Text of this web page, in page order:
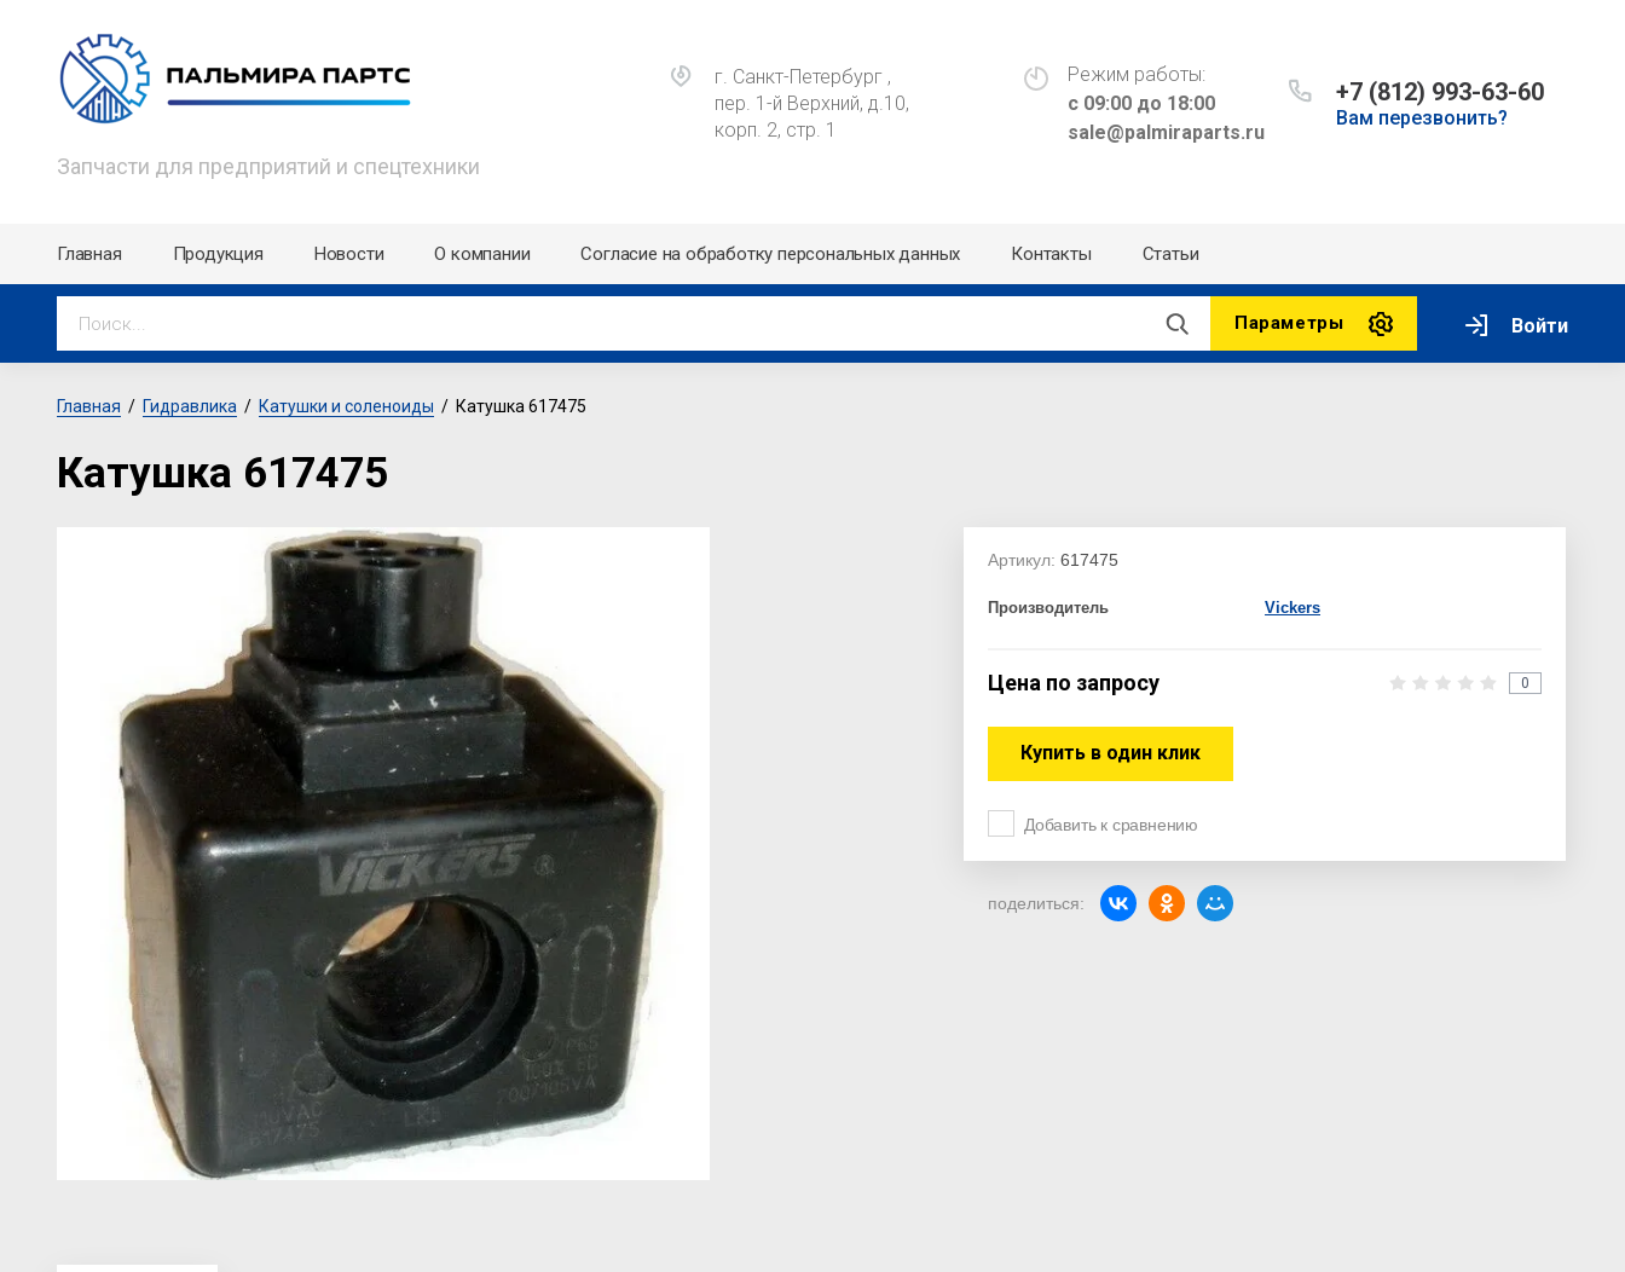
Запчасти для предприятий и спецтехники
г. Санкт-Петербург ,
пер. 1-й Верхний, д.10,
корп. 2, стр. 1
Режим работы:
с 09:00 до 18:00
sale@palmiraparts.ru
+7 (812) 993-63-60
Вам перезвонить?
Главная Продукция Новости О компании Согласие на обработку персональных данных Контакты Статьи
Параметры Войти
Главная
  /
Гидравлика
  /
Катушки и соленоиды
  /  Катушка 617475
Катушка 617475
Артикул: 617475
Производитель Vickers
Цена по запросу 0
Купить в один клик
Добавить к сравнению
поделиться: